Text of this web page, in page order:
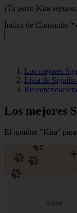
¡Tu perro Kira
Índice de Contenido
Los mejores
Lista de
Los mejores
El nombre "Kira" para